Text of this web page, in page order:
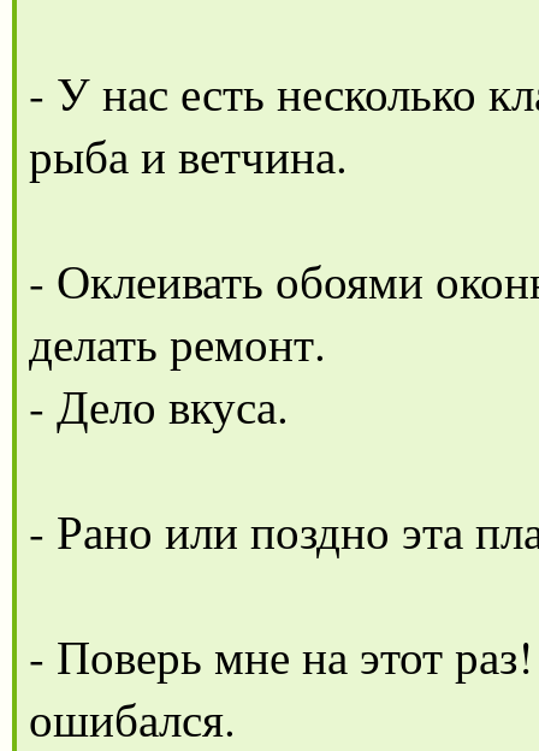
- У нас есть несколько
рыба и ветчина.
- Оклеивать обоями
делать ремонт.
- Дело вкуса.
- Рано или поздно эта
- Поверь мне на этот
ошибался.